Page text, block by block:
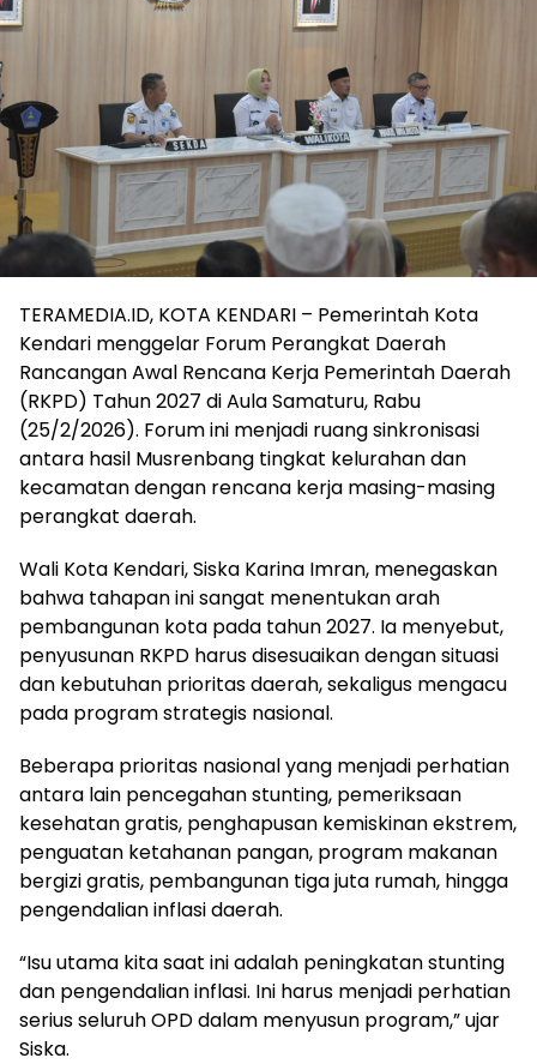
TERAMEDIA.ID, KOTA KENDARI – Pemerintah Kota
Kendari menggelar Forum Perangkat Daerah
Rancangan Awal Rencana Kerja Pemerintah Daerah
(RKPD) Tahun 2027 di Aula Samaturu, Rabu
(25/2/2026). Forum ini menjadi ruang sinkronisasi
antara hasil Musrenbang tingkat kelurahan dan
kecamatan dengan rencana kerja masing-masing
perangkat daerah.
Wali Kota Kendari, Siska Karina Imran, menegaskan
bahwa tahapan ini sangat menentukan arah
pembangunan kota pada tahun 2027. Ia menyebut,
penyusunan RKPD harus disesuaikan dengan situasi
dan kebutuhan prioritas daerah, sekaligus mengacu
pada program strategis nasional.
Beberapa prioritas nasional yang menjadi perhatian
antara lain pencegahan stunting, pemeriksaan
kesehatan gratis, penghapusan kemiskinan ekstrem,
penguatan ketahanan pangan, program makanan
bergizi gratis, pembangunan tiga juta rumah, hingga
pengendalian inflasi daerah.
“Isu utama kita saat ini adalah peningkatan stunting
dan pengendalian inflasi. Ini harus menjadi perhatian
serius seluruh OPD dalam menyusun program,” ujar
Siska.